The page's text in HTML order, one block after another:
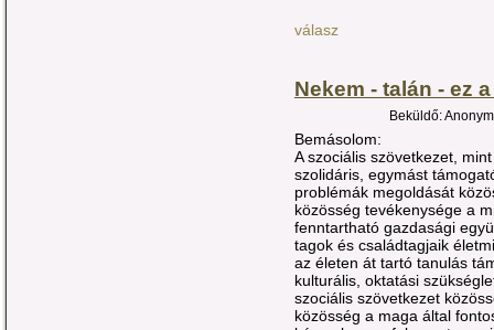
válasz
Nekem - talán - ez
Beküldő:
Bemásolom:
A szociális szövetkezet,
szolidáris, egymást
problémák megoldását
közösség tevékenysége a
fenntartható gazdasági
tagok és családtagjaik
az életen át tartó tanulás
kulturális, oktatási
szociális szövetkezet
közösség a maga által